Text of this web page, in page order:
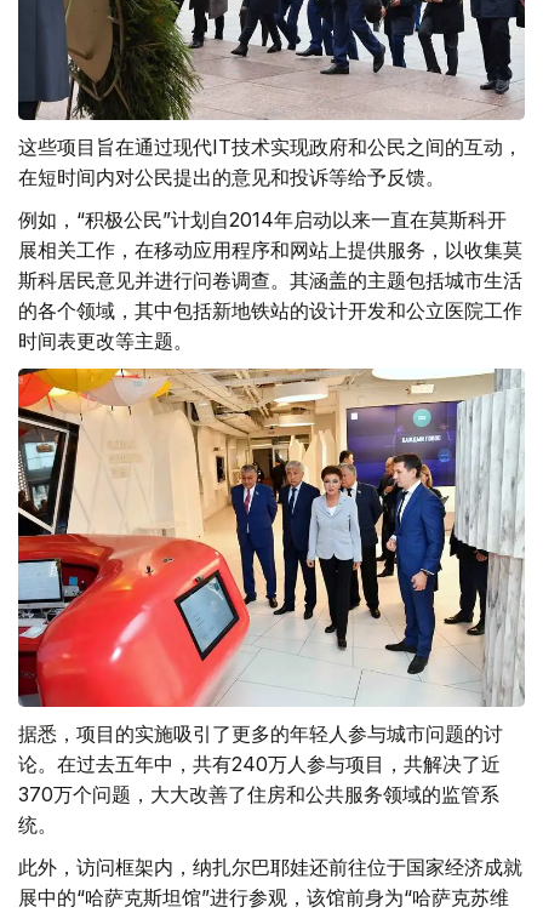
这些项目旨在通过现代IT技术实现政府和公民之间的互动，
在短时间内对公民提出的意见和投诉等给予反馈。
例如，“积极公民”计划自2014年启动以来一直在莫斯科开
展相关工作，在移动应用程序和网站上提供服务，以收集莫
斯科居民意见并进行问卷调查。其涵盖的主题包括城市生活
的各个领域，其中包括新地铁站的设计开发和公立医院工作
时间表更改等主题。
据悉，项目的实施吸引了更多的年轻人参与城市问题的讨
论。在过去五年中，共有240万人参与项目，共解决了近
370万个问题，大大改善了住房和公共服务领域的监管系
统。
此外，访问框架内，纳扎尔巴耶娃还前往位于国家经济成就
展中的“哈萨克斯坦馆”进行参观，该馆前身为“哈萨克苏维